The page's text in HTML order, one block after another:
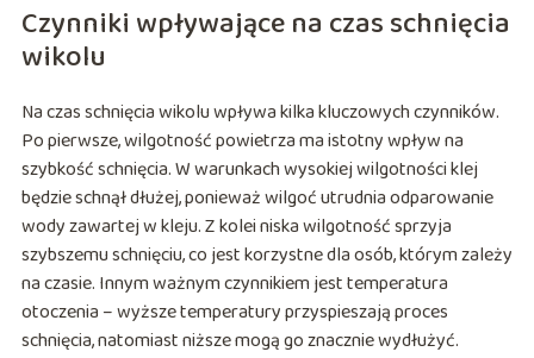
Czynniki wpływające na czas schnięcia
wikolu
Na czas schnięcia wikolu wpływa kilka kluczowych czynników.
Po pierwsze, wilgotność powietrza ma istotny wpływ na
szybkość schnięcia. W warunkach wysokiej wilgotności klej
będzie schnął dłużej, ponieważ wilgoć utrudnia odparowanie
wody zawartej w kleju. Z kolei niska wilgotność sprzyja
szybszemu schnięciu, co jest korzystne dla osób, którym zależy
na czasie. Innym ważnym czynnikiem jest temperatura
otoczenia – wyższe temperatury przyspieszają proces
schnięcia, natomiast niższe mogą go znacznie wydłużyć.